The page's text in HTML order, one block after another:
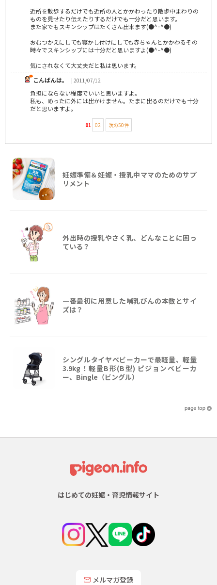
近所を散歩するだけでも近所の人とかかわったり散歩中まわりの
ものを見せたり伝えたりするだけでも十分だと思います。
また家でもスキンシップはたくさん出来ます(●^ｰ^●)
おむつかえにしても寝かし付けにしても赤ちゃんとかかわるその
時々でスキンシップには十分だと思いますよ(●^ｰ^●)
気にされなくて大丈夫だと私は思います。
こんばんは。
| 2011/07/12
負担にならない程度でいいと思いますよ。
私も、めったに外には出かけません。たまに出るのだけでも十分
だと思いますよ。
01 02 次の50件
妊娠準備＆妊娠・授乳中ママのためのサプ
リメント
外出時の授乳やさく乳、どんなことに困っ
ている？
一番最初に用意した哺乳びんの本数とサイ
ズは？
シングルタイヤベビーカーで最軽量、軽量
3.9kg！軽量B形(B型) ピジョンベビーカ
ー、Bingle（ビングル）
はじめての妊娠・育児情報サイト
メルマガ登録